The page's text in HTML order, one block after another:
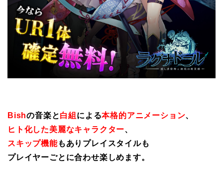
Bishの音楽と白組 による本格的アニメーション、
ヒト化した美麗なキャラクター、
スキップ機能もありプレイスタイルも
プレイヤーごとに合わせ楽しめます。